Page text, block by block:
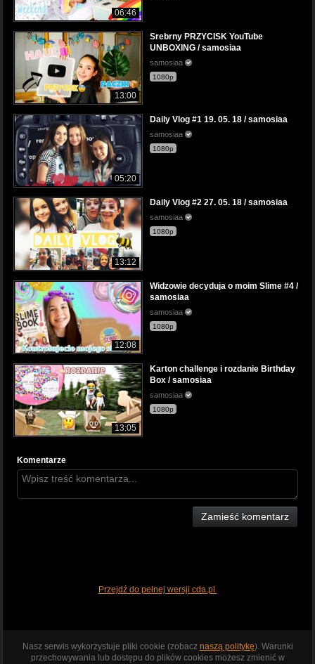
06:46
13:00
Srebrny PRZYCISK YouTube
UNBOXING / samosiaa
samosiaa
1080p
05:20
Daily Vlog #1 19. 05. 18 / samosiaa
samosiaa
1080p
13:12
Daily Vlog #2 27. 05. 18 / samosiaa
samosiaa
1080p
12:08
Widzowie decyduja o moim Slime #4 /
samosiaa
samosiaa
1080p
13:05
Karton challenge i rozdanie Birthday
Box / samosiaa
samosiaa
1080p
Komentarze
Zamieść komentarz
Przejdź do pełnej wersji cda.pl
Nasz serwis wykorzystuje pliki cookie (zobacz naszą politykę). Warunki
przechowywania lub dostępu do plików cookies możesz zmienić w